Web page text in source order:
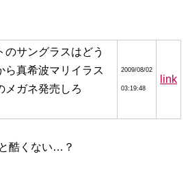
のサングラスはどう
ら真希波マリイラス
メガネ発売しろ
2009/08/02
03:19:48
link
酷くない…？